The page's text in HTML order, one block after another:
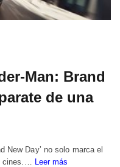
Man: Brand
de una
New Day’ no solo marca el
cines.… Leer más